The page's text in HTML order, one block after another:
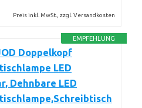
Preis inkl. MwSt., zzgl. Versandkosten
EMPFEHLUNG
Doppelkopf
LED
Dehnbare LED